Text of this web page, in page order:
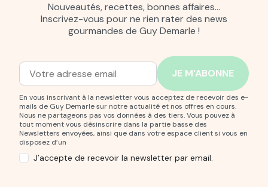
Nouveautés, recettes, bonnes affaires…
Inscrivez-vous pour ne rien rater des news
gourmandes de Guy Demarle !
Adresse mail
Entrez votre adresse mail pour vous abonner à notre
En vous inscrivant à la newsletter vous acceptez de recevoir des e-
mails de Guy Demarle sur notre actualité et nos offres en cours.
Nous ne partageons pas vos données à des tiers. Vous pouvez à
tout moment vous désinscrire dans la partie basse des
Newsletters envoyées, ainsi que dans votre espace client si vous en
disposez d’un
J’accepte de recevoir la newsletter par email.